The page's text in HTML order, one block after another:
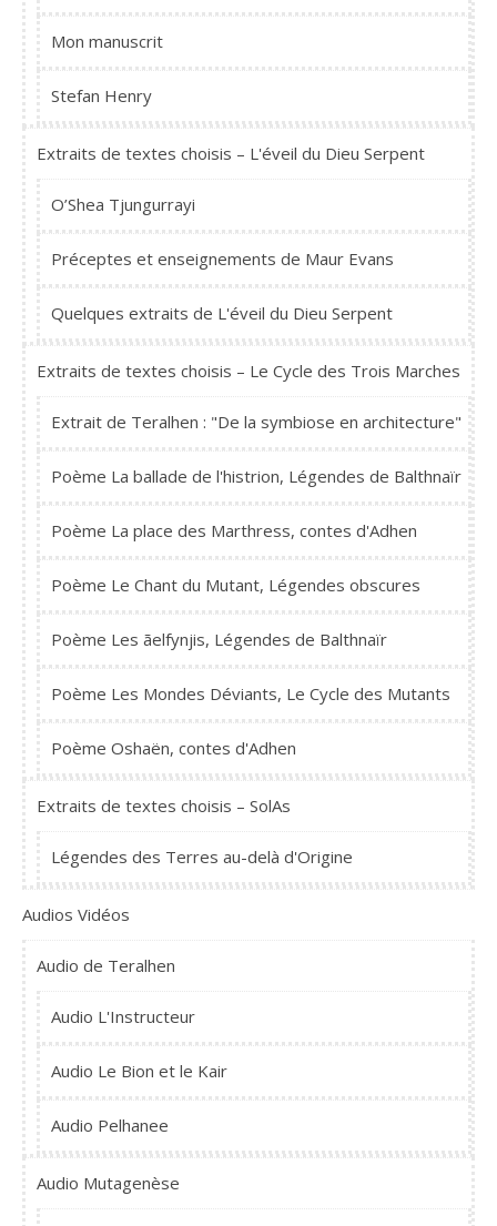
Mon manuscrit
Stefan Henry
Extraits de textes choisis – L'éveil du Dieu Serpent
O’Shea Tjungurrayi
Préceptes et enseignements de Maur Evans
Quelques extraits de L'éveil du Dieu Serpent
Extraits de textes choisis – Le Cycle des Trois Marches
Extrait de Teralhen : "De la symbiose en architecture"
Poème La ballade de l'histrion, Légendes de Balthnaïr
Poème La place des Marthress, contes d'Adhen
Poème Le Chant du Mutant, Légendes obscures
Poème Les ãelfynjis, Légendes de Balthnaïr
Poème Les Mondes Déviants, Le Cycle des Mutants
Poème Oshaën, contes d'Adhen
Extraits de textes choisis – SolAs
Légendes des Terres au-delà d'Origine
Audios Vidéos
Audio de Teralhen
Audio L'Instructeur
Audio Le Bion et le Kair
Audio Pelhanee
Audio Mutagenèse